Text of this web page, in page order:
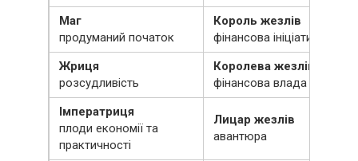
Маг
продуманий початок
Король жезлів
фінансова ініціатива
Жриця
розсудливість
Королева жезлів
фінансова влада
Імператриця
плоди економії та
практичності
Лицар жезлів
авантюра